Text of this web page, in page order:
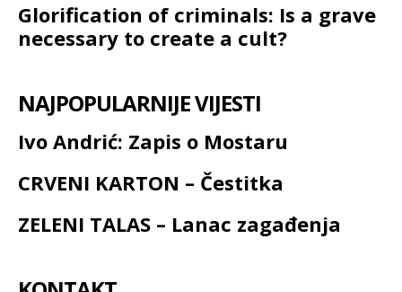
Glorification of criminals: Is a grave
necessary to create a cult?
NAJPOPULARNIJE VIJESTI
Ivo Andrić: Zapis o Mostaru
CRVENI KARTON – Čestitka
ZELENI TALAS – Lanac zagađenja